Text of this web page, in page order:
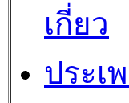
เกี่ยว
ประเ